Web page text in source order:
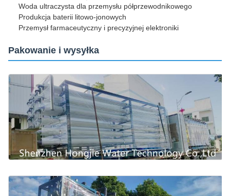
Woda ultraczysta dla przemysłu półprzewodnikowego
Produkcja baterii litowo-jonowych
Przemysł farmaceutyczny i precyzyjnej elektroniki
Pakowanie i wysyłka